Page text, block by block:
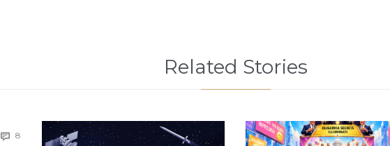
Related Stories
 8 Comments